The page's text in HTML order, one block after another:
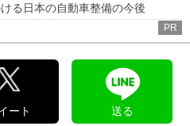
る日本の自動車整備の今後
PR
ート 送る